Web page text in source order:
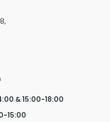
& 15:00-18:00
15:00